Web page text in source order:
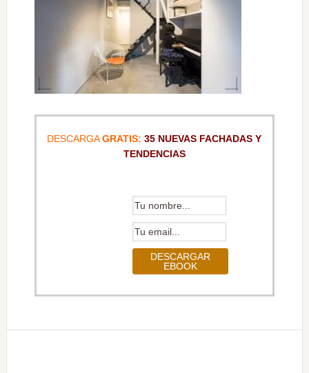
DESCARGAGRATIS: 35 NUEVAS FACHADAS Y
TENDENCIAS